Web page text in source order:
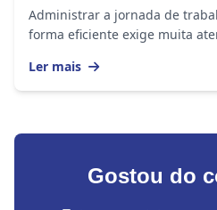
Administrar a jornada de
forma eficiente exige muita
Ler mais
Gostou do